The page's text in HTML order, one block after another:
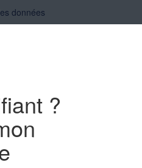
données
?